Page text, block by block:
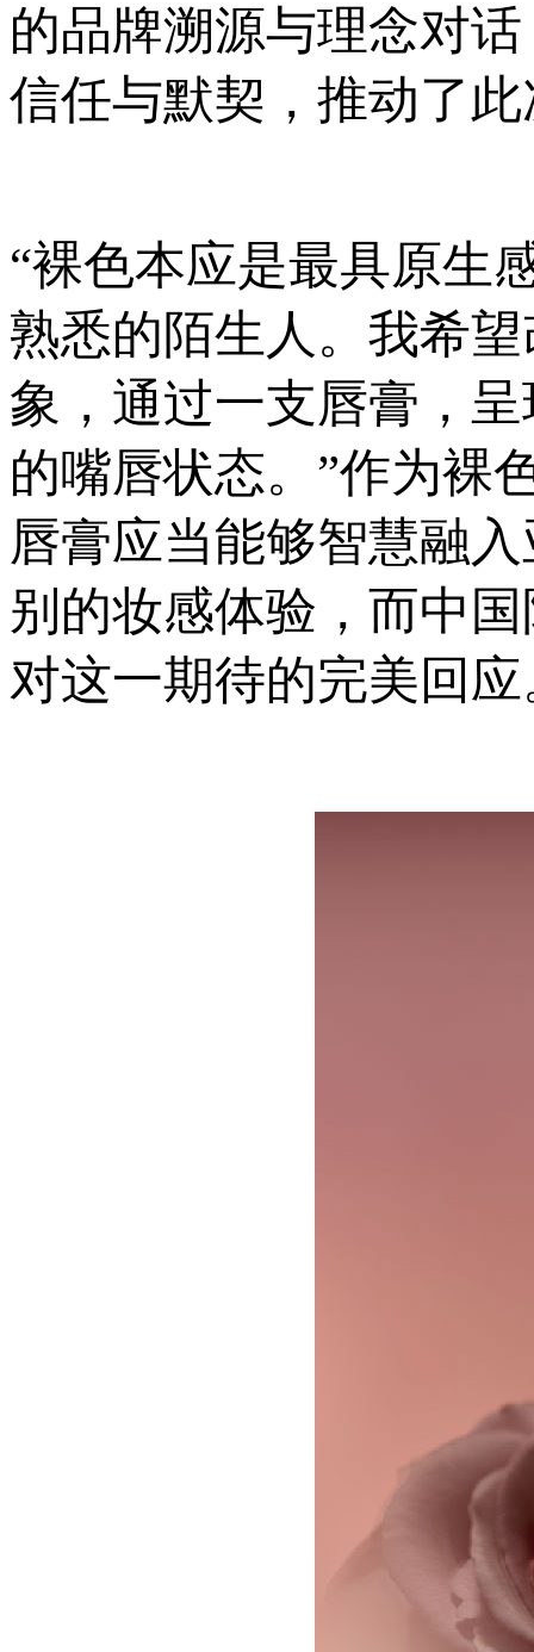
的品牌溯源与理念对
信任与默契，推动了
“裸色本应是最具原生
熟悉的陌生人。我希
象，通过一支唇膏，
的嘴唇状态。”作为裸
唇膏应当能够智慧融
别的妆感体验，而中
对这一期待的完美回应